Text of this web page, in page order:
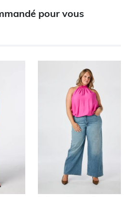
pour vous